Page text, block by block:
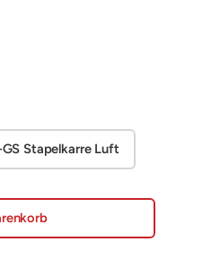
Stapelkarre Luft